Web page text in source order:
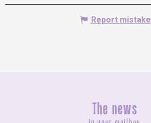
Report mistake
The news